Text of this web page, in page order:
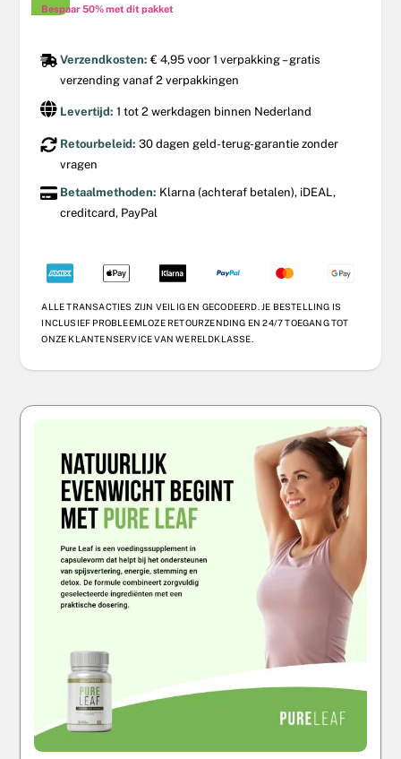
Bespaar 50% met dit pakket
Verzendkosten: € 4,95 voor 1 verpakking – gratis
verzending vanaf 2 verpakkingen
Levertijd: 1 tot 2 werkdagen binnen Nederland
Retourbeleid: 30 dagen geld-terug-garantie zonder
vragen
Betaalmethoden: Klarna (achteraf betalen), iDEAL,
creditcard, PayPal
ALLE TRANSACTIES ZIJN VEILIG EN GECODEERD. JE BESTELLING IS
INCLUSIEF PROBLEEMLOZE RETOURZENDING EN 24/7 TOEGANG TOT
ONZE KLANTENSERVICE VAN WERELDKLASSE.